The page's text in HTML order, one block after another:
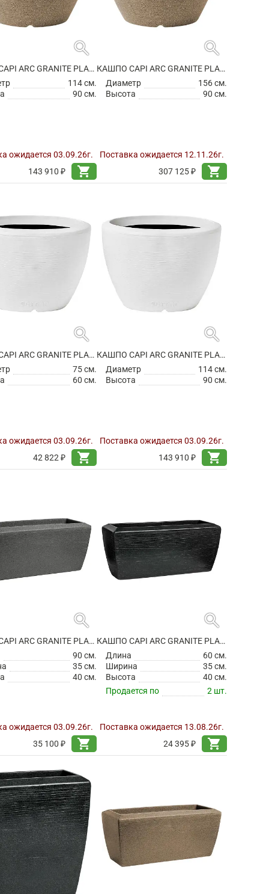
search
КАШПО CAPI ARC GRANITE PLANTER BALL WARM TAUPE
114 см.
90 см.
ожидается 03.09.26г.
143 910 ₽
shopping_cart
search
КАШПО CAPI ARC GRANITE PLANTER BALL WARM TAUPE
Диаметр
156 см.
Высота
90 см.
Поставка ожидается 12.11.26г.
307 125 ₽
shopping_cart
search
КАШПО CAPI ARC GRANITE PLANTER BALL WHITE
75 см.
60 см.
ожидается 03.09.26г.
42 822 ₽
shopping_cart
search
КАШПО CAPI ARC GRANITE PLANTER BALL WHITE
Диаметр
114 см.
Высота
90 см.
Поставка ожидается 03.09.26г.
143 910 ₽
shopping_cart
search
КАШПО CAPI ARC GRANITE PLANTER RECTANGLE ANTHRACITE
90 см.
35 см.
40 см.
ожидается 03.09.26г.
35 100 ₽
shopping_cart
search
КАШПО CAPI ARC GRANITE PLANTER RECTANGLE BLACK
Длина
60 см.
Ширина
35 см.
Высота
40 см.
Продается по
2 шт.
Поставка ожидается 13.08.26г.
24 395 ₽
shopping_cart